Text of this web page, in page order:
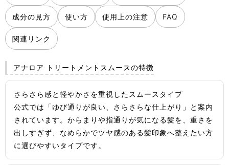
成分の見方 使い方 使用上の注意 FAQ
関連リンク
アナロア トリートメントスムースの特徴
さらさら感と軽やかさを重視したスムースタイプ
公式では「ゆび通りが良い、さらさらな仕上がり」と案内
されています。からまりや指通りが気になる髪を、重さを
出しすぎず、なめらかでツヤ感のある髪印象へ整えたい方
に選びやすいタイプです。